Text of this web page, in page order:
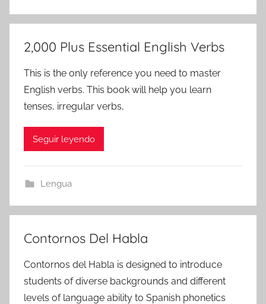
2,000 Plus Essential English Verbs
This is the only reference you need to master
English verbs. This book will help you learn
tenses, irregular verbs,
Seguir leyendo
Lengua
Contornos Del Habla
Contornos del Habla is designed to introduce
students of diverse backgrounds and different
levels of language ability to Spanish phonetics